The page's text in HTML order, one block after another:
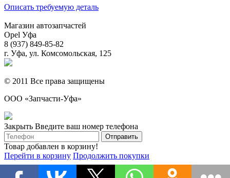
Описать требуемую деталь
Магазин автозапчастей
Opel Уфа
8 (937) 849-85-82
г. Уфа, ул. Комсомольская, 125
© 2011 Все права защищены
ООО «Запчасти-Уфа»
Закрыть Введите ваш номер телефона
Товар добавлен в корзину!
Перейти в корзину Продолжить покупки